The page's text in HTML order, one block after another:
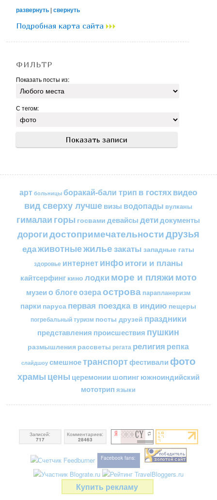
развернуть |свернуть
Подробная карта сайта
ФИЛЬТР
Показать посты из:
С тегом:
арт больницы боракай-бали трип в гостяхвидео
вид сверху лучшевизы водопады вулканы
гималаи горы госвами девайсы детидокументы
дорогидостопримечательностидрузья
едаживотныежильезакаты западные гаты
здоровье интернетинфоитоги и планы
кайтсерфинг кино лодкиморе и пляжимото
музеи о блогеозераострова парапланеризм
парки паруса первая поездка в индию пещеры
погребальный туризм посты друзей праздники
представления происшествия пушкин
размышления рассветы регата религия репка
слайдшоу смешноетранспортфестивали фото
храмы цены церемонии шопингюжноиндийский
мототрип языки
Записей:
717
Комментариев:
28463
Facebook fans:
Купить рекламу